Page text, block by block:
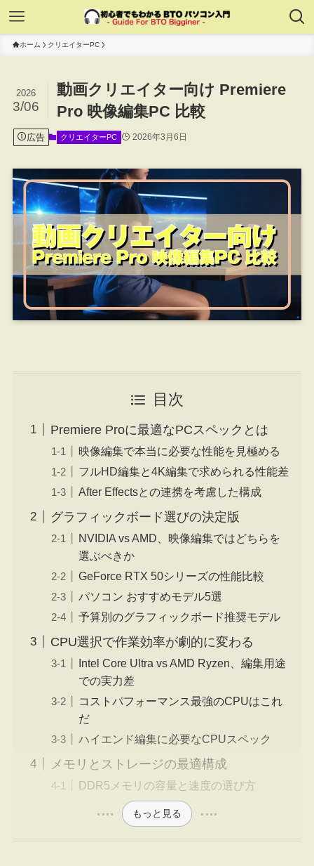
ホーム クリエイターPC
動画クリエイター向け Premiere
Pro 映像編集PC 比較
2026
3/06
広告 クリエイターPC 2026年3月6日
目次
Premiere Proに最適なPCスペックとは
映像編集で本当に必要な性能を見極める
フルHD編集と4K編集で求められる性能差
After Effectsとの連携を考慮した構成
グラフィックボード選びの決定版
NVIDIA vs AMD、映像編集ではどちらを
選ぶべきか
GeForce RTX 50シリーズの性能比較
パソコン おすすめモデル5選
予算別のグラフィックボード推奨モデル
CPU選択で作業効率が劇的に変わる
Intel Core Ultra vs AMD Ryzen、編集用途
での実力差
コストパフォーマンス最強のCPUはこれ
だ
ハイエンド編集に必要なCPUスペック
メモリとストレージの最適構成
DDR5メモリの容量と速度の選び方
もっと見る